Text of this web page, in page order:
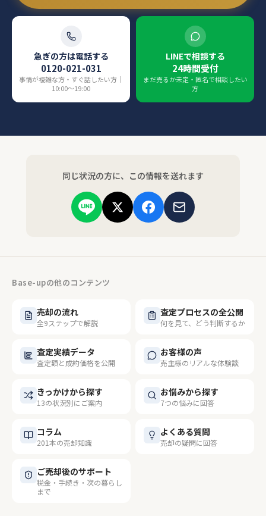
急ぎの方は電話する
0120-021-031
事情が複雑な方・すぐ話したい方｜
10:00〜19:00
LINEで相談する
24時間受付
まだ売るか未定・匿名で相談したい
方
同じ状況の方に、この情報を送れます
Base-upの他のコンテンツ
売却の流れ
全9ステップで解説
査定プロセスの全公開
何を見て、どう判断するか
査定実績データ
査定額と成約価格を公開
お客様の声
売主様のリアルな体験談
きっかけから探す
13の状況別にご案内
お悩みから探す
7つの悩みに回答
コラム
201本の売却知識
よくある質問
売却の疑問に回答
ご売却後のサポート
税金・手続き・次の暮らし
まで